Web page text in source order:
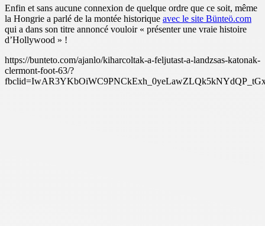
Enfin et sans aucune connexion de quelque ordre que ce soit, même
la Hongrie a parlé de la montée historique avec le site Bünteö.com
qui a dans son titre annoncé vouloir « présenter une vraie histoire
d’Hollywood » !
https://bunteto.com/ajanlo/kiharcoltak-a-feljutast-a-landzsas-katonak-
clermont-foot-63/?